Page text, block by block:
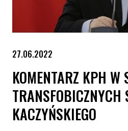
27.06.2022
KOMENTARZ KPH W
TRANSFOBICZNYCH
KACZYŃSKIEGO